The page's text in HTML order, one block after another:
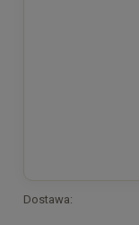
Dostawa: